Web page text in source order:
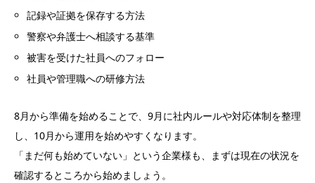
記録や証拠を保存する方法
警察や弁護士へ相談する基準
被害を受けた社員へのフォロー
社員や管理職への研修方法
8月から準備を始めることで、9月に社内ルールや対応体制を整理
し、10月から運用を始めやすくなります。
「まだ何も始めていない」という企業様も、まずは現在の状況を
確認するところから始めましょう。